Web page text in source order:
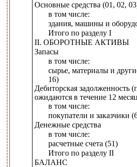
Основные средства (01, 02,
в том числе:
здания, машины и
Итого по разделу I
II. ОБОРОТНЫЕ АКТИВЫ
Запасы
в том числе:
сырье, материалы и
16)
Дебиторская задолженность
ожидаются в течение 12
в том числе:
покупатели и заказчики
Денежные средства
в том числе:
расчетные счета (51)
Итого по разделу II
БАЛАНС